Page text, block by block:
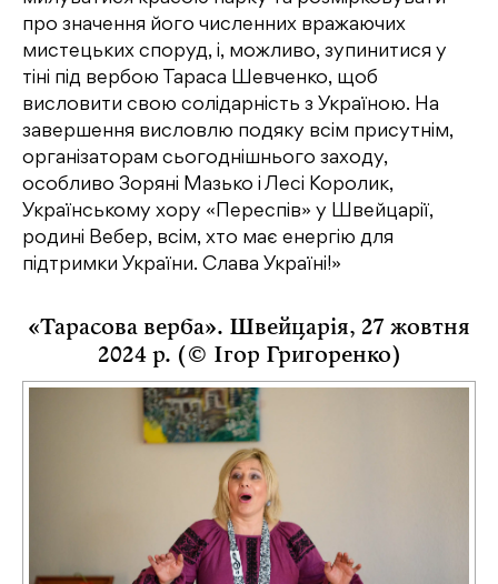
про значення його численних вражаючих
мистецьких споруд, і, можливо, зупинитися у
тіні під вербою Тараса Шевченко, щоб
висловити свою солідарність з Україною. На
завершення висловлю подяку всім присутнім,
організаторам сьогоднішнього заходу,
особливо Зоряні Мазько і Лесі Королик,
Українському хору «Переспів» у Швейцарії,
родині Вебер, всім, хто має енергію для
підтримки України. Слава Україні!»
«Тарасова верба». Швейцарія, 27 жовтня
2024 р. (© Ігор Григоренко)